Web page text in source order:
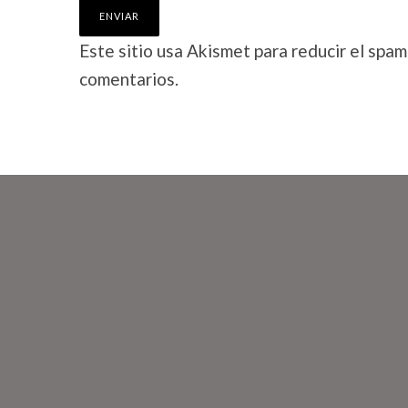
Este sitio usa Akismet para reducir el
comentarios.